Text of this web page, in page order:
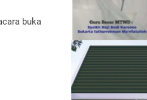
buka